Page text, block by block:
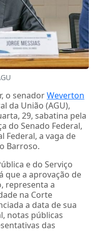
o senadorWeverton
da União (AGU),
29, sabatina pela
do Senado Federal,
Federal, a vaga de
Barroso.
e do Serviço
que a aprovação de
representa a
na Corte
a data de sua
notas públicas
das